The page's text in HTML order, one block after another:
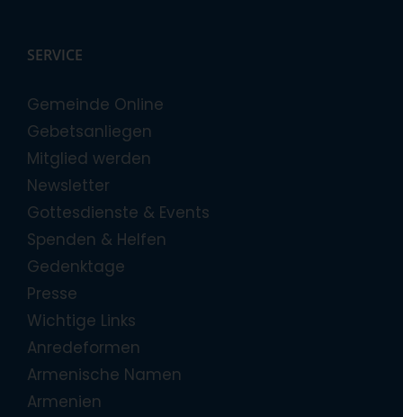
SERVICE
Gemeinde Online
Gebetsanliegen
Mitglied werden
Newsletter
Gottesdienste & Events
Spenden & Helfen
Gedenktage
Presse
Wichtige Links
Anredeformen
Armenische Namen
Armenien